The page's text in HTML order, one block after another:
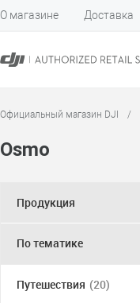
О магазине Доставка
Официальный магазин DJI /
Osmo
Продукция
По тематике
Путешествия (20)